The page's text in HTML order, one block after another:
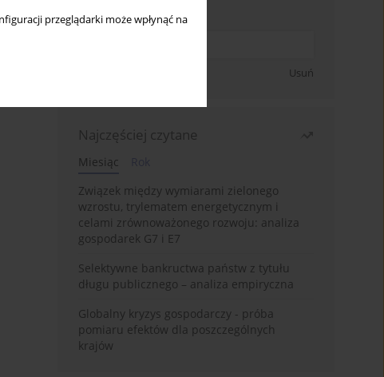
przeglądarki może wpłynąć na
Wpisz swój adres email
Usuń
Najczęściej czytane
Miesiąc
Związek między wymiarami zielonego
wzrostu, trylematem energetycznym i
celami zrównoważonego rozwoju: analiza
gospodarek G7 i E7
Selektywne bankructwa państw z tytułu
długu publicznego – analiza empiryczna
Globalny kryzys gospodarczy - próba
pomiaru efektów dla poszczególnych
krajów